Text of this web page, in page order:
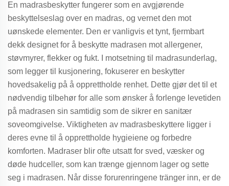
En madrasbeskytter fungerer som en avgjørende
beskyttelseslag over en madras, og vernet den mot
uønskede elementer. Den er vanligvis et tynt, fjermbart
dekk designet for å beskytte madrasen mot allergener,
støvmyrer, flekker og fukt. I motsetning til madrasunderlag,
som legger til kusjonering, fokuserer en beskytter
hovedsakelig på å opprettholde renhet. Dette gjør det til et
nødvendig tilbehør for alle som ønsker å forlenge levetiden
på madrasen sin samtidig som de sikrer en sanitær
soveomgivelse. Viktigheten av madrasbeskyttere ligger i
deres evne til å opprettholde hygieiene og forbedre
komforten. Madraser blir ofte utsatt for sved, væsker og
døde hudceller, som kan trænge gjennom lager og sette
seg i madrasen. Når disse forurenringene tränger inn, er de